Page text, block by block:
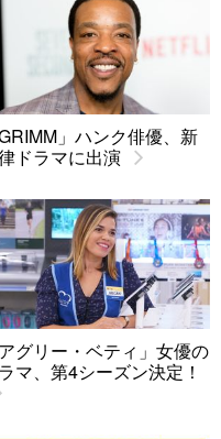
GRIMM」ハンク俳優、新
ドラマに出演
アグリー・ベティ」女優の
マ、第4シーズン決定！